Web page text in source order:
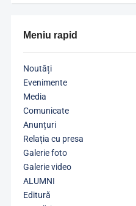
Meniu rapid
Noutăți
Evenimente
Media
Comunicate
Anunțuri
Relația cu presa
Galerie foto
Galerie video
ALUMNI
Editură